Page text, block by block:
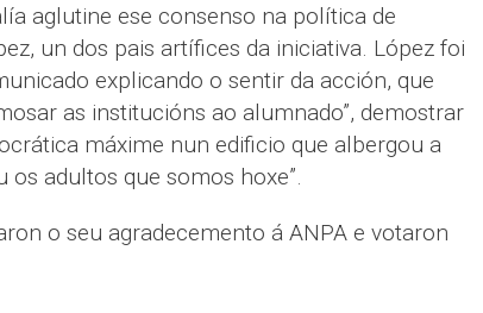
aglutine ese consenso na política de
un dos pais artífices da iniciativa. López foi
explicando o sentir da acción, que
as institucións ao alumnado”, demostrar
máxime nun edificio que albergou a
adultos que somos hoxe”.
o seu agradecemento á ANPA e votaron